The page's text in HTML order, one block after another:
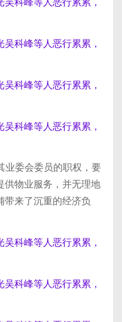
委会委员的职权，要
供物业服务，并无理地
带来了沉重的经济负